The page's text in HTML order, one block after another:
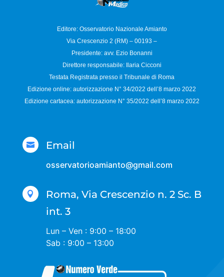
Editore: Osservatorio Nazionale Amianto
Via Crescenzio 2 (RM) – 00193 –
Presidente: avv. Ezio Bonanni
Direttore responsabile:
Ilaria Cicconi
Testata Registrata presso il Tribunale di Roma
Edizione online: autorizzazione N°34/2022 dell’8 marzo 2022
Edizione cartacea: autorizzazione N° 35/2022 dell’8 marzo 2022
 Email
osservatorioamianto@gmail.com

Roma, Via Crescenzio n. 2 Sc. B
int. 3
Lun – Ven : 9:00 – 18:00
Sab : 9:00 – 13:00